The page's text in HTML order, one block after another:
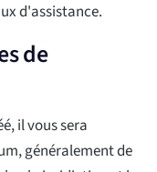
d'assistance.
de
il vous sera
généralement de